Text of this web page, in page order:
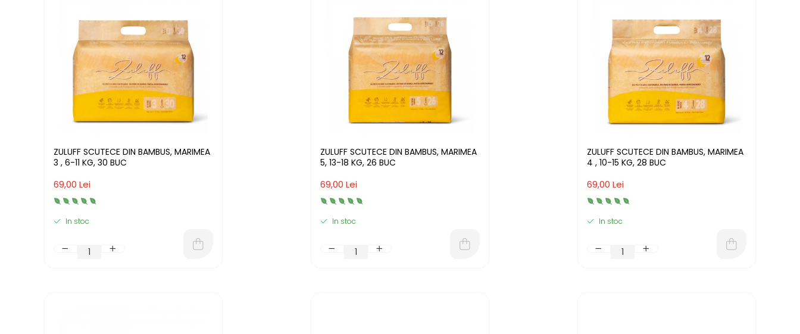
ZULUFF SCUTECE DIN BAMBUS, MARIMEA
3 , 6-11 KG, 30 BUC
69,00 Lei
In stoc
ZULUFF SCUTECE DIN BAMBUS, MARIMEA
5, 13-18 KG, 26 BUC
69,00 Lei
In stoc
ZULUFF SCUTECE DIN BAMBUS, MARIMEA
4 , 10-15 KG, 28 BUC
69,00 Lei
In stoc